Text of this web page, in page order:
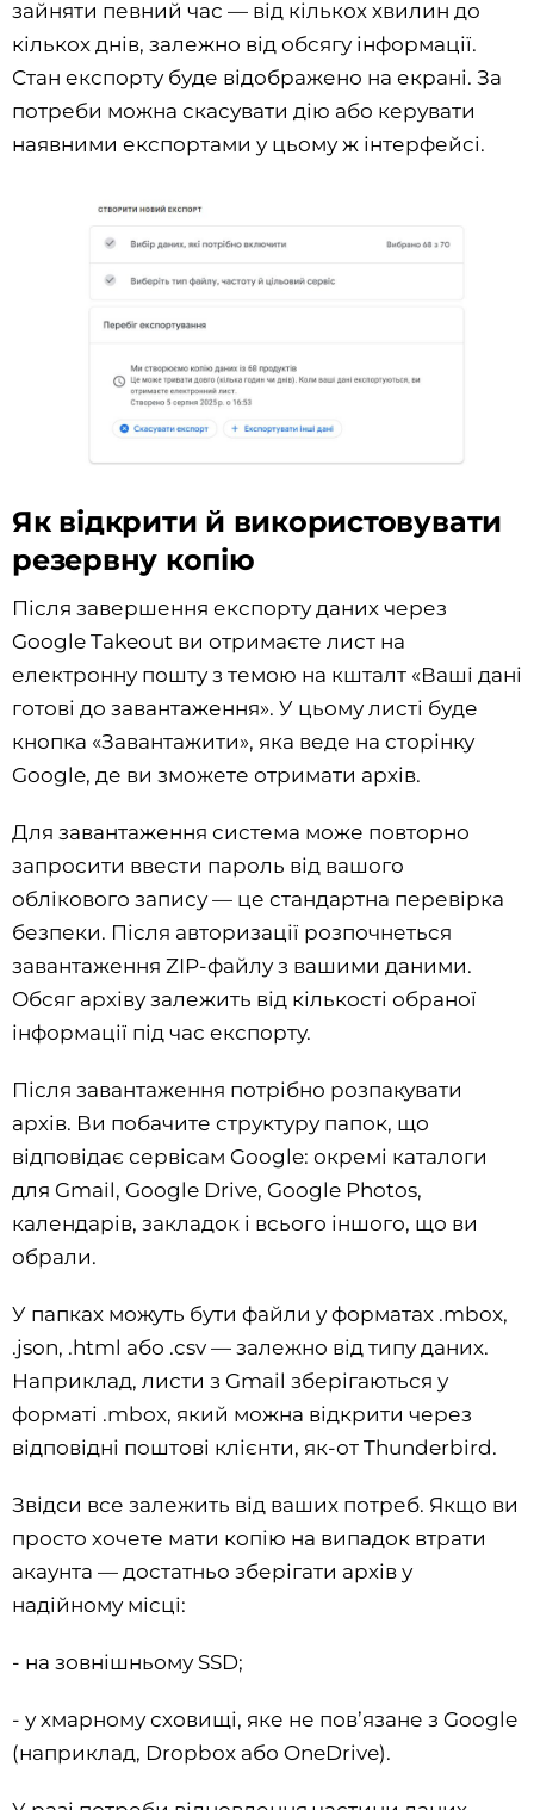
зайняти певний час — від кількох хвилин до
кількох днів, залежно від обсягу інформації.
Стан експорту буде відображено на екрані. За
потреби можна скасувати дію або керувати
наявними експортами у цьому ж інтерфейсі.
Як відкрити й використовувати
резервну копію
Після завершення експорту даних через
Google Takeout ви отримаєте лист на
електронну пошту з темою на кшталт «Ваші дані
готові до завантаження». У цьому листі буде
кнопка «Завантажити», яка веде на сторінку
Google, де ви зможете отримати архів.
Для завантаження система може повторно
запросити ввести пароль від вашого
облікового запису — це стандартна перевірка
безпеки. Після авторизації розпочнеться
завантаження ZIP-файлу з вашими даними.
Обсяг архіву залежить від кількості обраної
інформації під час експорту.
Після завантаження потрібно розпакувати
архів. Ви побачите структуру папок, що
відповідає сервісам Google: окремі каталоги
для Gmail, Google Drive, Google Photos,
календарів, закладок і всього іншого, що ви
обрали.
У папках можуть бути файли у форматах .mbox,
.json, .html або .csv — залежно від типу даних.
Наприклад, листи з Gmail зберігаються у
форматі .mbox, який можна відкрити через
відповідні поштові клієнти, як-от Thunderbird.
Звідси все залежить від ваших потреб. Якщо ви
просто хочете мати копію на випадок втрати
акаунта — достатньо зберігати архів у
надійному місці:
- на зовнішньому SSD;
- у хмарному сховищі, яке не пов’язане з Google
(наприклад, Dropbox або OneDrive).